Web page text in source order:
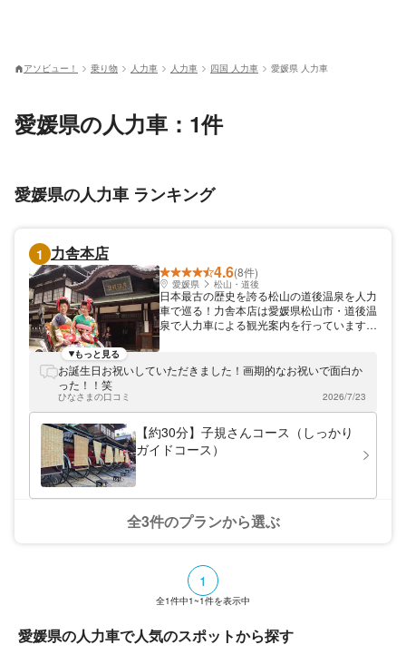
アソビュー！ 乗り物 人力車 人力車 四国 人力車 愛媛県 人力車
愛媛県の人力車：1件
愛媛県の人力車 ランキング
1 力舎本店
4.6(8件)
愛媛県 松山・道後
日本最古の歴史を誇る松山の道後温泉を人力
車で巡る！力舎本店は愛媛県松山市・道後温
泉で人力車による観光案内を行っています。
中心にあり、「坊ちゃん湯」と言われ多くの
前で、毎日元気に営業中！お客様の安全をモ
ットーに、思い出づくりのお手伝いをいたし
ます。気軽に体験できるプランからご用意し
ておりますので、道後温泉にお越しの際は、
ぜひ「力舎本店」をご利用ください。 日本
かれていることでも知られ、愛媛県の代表的
な観光名所です。歴史文化の魅力溢れる建築
物や、古くから人々に愛されてきた町の風景
した車夫が笑顔でみなさまをご案内いたしま
もっと見る
お誕生日お祝いしていただきました！画期的なお祝いで面白か
った！！笑
ひなさまの口コミ 2026/7/23
【約30分】子規さんコース（しっかり
ガイドコース）
全3件のプランから選ぶ
1
全1件中1~1件を表示中
愛媛県の人力車で人気のスポットから探す